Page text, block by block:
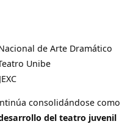
de Arte Dramático
Unibe
consolidándose como
del teatro juvenil